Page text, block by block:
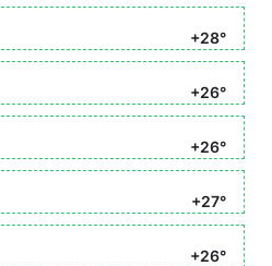
+28°
+26°
+26°
+27°
+26°